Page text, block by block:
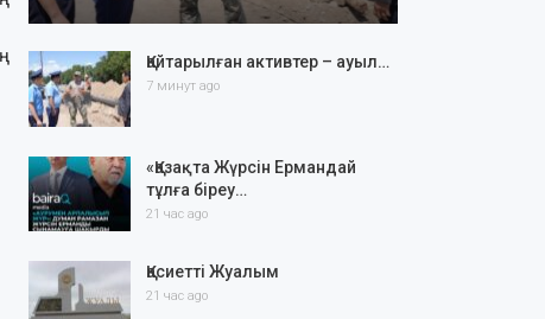
Қайтарылған активтер – ауыл…
7 минут ago
«Қазақта Жүрсін Ермандай
тұлға біреу…
21 час ago
Қасиетті Жуалым
21 час ago